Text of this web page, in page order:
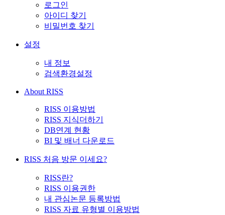
로그인
아이디 찾기
비밀번호 찾기
설정
내 정보
검색환경설정
About RISS
RISS 이용방법
RISS 지식더하기
DB연계 현황
BI 및 배너 다운로드
RISS 처음 방문 이세요?
RISS란?
RISS 이용권한
내 관심논문 등록방법
RISS 자료 유형별 이용방법